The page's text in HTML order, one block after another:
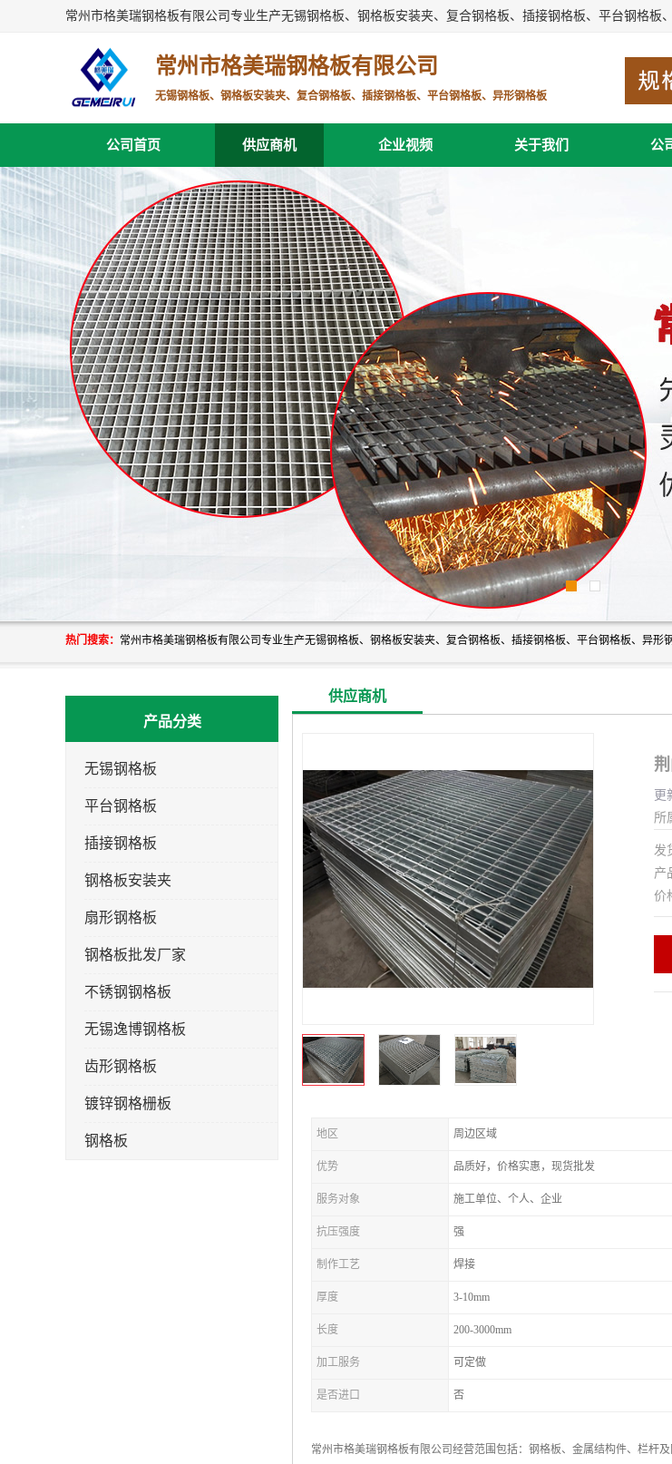
常州市格美瑞钢格板有限公司专业生产无锡钢格板、钢格板安装夹、复合钢格板、插接钢格板、平台钢格板
常州市格美瑞钢格板有限公司
无锡钢格板、钢格板安装夹、复合钢格板、插接钢格板、平台钢格板、异形钢格板
公司首页 供应商机 企业视频 关于我们 公
热门搜索：
产品分类
无锡钢格板
平台钢格板
插接钢格板
钢格板安装夹
扇形钢格板
钢格板批发厂家
不锈钢钢格板
无锡逸博钢格板
齿形钢格板
镀锌钢格栅板
钢格板
供应商机
更
所
发
产
价
地区 周边区域
优势 品质好，价格实惠，现货批发
服务对象 施工单位、个人、企业
抗压强度 强
制作工艺 焊接
厚度 3-10mm
长度 200-3000mm
加工服务 可定做
是否进口 否
常州市格美瑞钢格板有限公司经营范围包括：钢格板、金属结构件、栏杆